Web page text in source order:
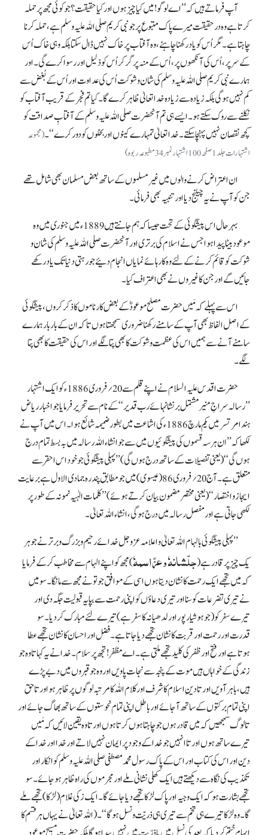
آپ فرماتے ہیں کہ ’’اے لوگو! میں کیا چیز ہوں اور کیا حقیقت؟ جو کوئی مجھ پر حملہ
کرتا ہے وہ درحقیقت میرے پاک متبوع پر جو نبی کریم صلی اللہ علیہ وسلم ہے، حملہ کرنا
چاہتا ہے۔ مگر اُس کو یاد رکھناچاہئے، وہ آفتاب پر خاک نہیں ڈال سکتا بلکہ وہی خاک اُس
کے سر پر، اُس کی آنکھوں پر، اُس کے منہ پر گر کر اُس کو ذلیل اور رسوا کرے گی۔ اور
ہمارے نبی کریم صلی اللہ علیہ وسلم کی شان و شوکت اُس کی عداوت اور اُس کے بُغض سے
کم نہیں ہو گی بلکہ زیادہ سے زیادہ خدا تعالیٰ ظاہر کرے گا۔ کیا تم فجر کے قریب آفتاب کو
نکلنے سے روک سکتے ہو۔ ایسے ہی تم آنحضرت صلی اللہ علیہ وسلم کے آفتابِ صداقت کو
کچھ نقصان نہیں پہنچا سکتے۔ خدا تعالیٰ تمہارے کینوں اور بخلوں کو دور کرے‘‘۔(مجموعہ
اشتہارات جلد 1صفحہ100اشتہار نمبر34مطبوعہ ربوہ)
ان اعتراض کرنے والوں میں غیر مسلموں کے ساتھ بعض مسلمان بھی شامل تھے
جن کو آپ نے یہ چیلنج دیا اور تنبیہ بھی فرمائی۔
بہر حال اس پیشگوئی کے تحت جیسا کہ ہم جانتے ہیں 1889ء میں جنوری میں وہ
موعود بیٹا پیدا ہوا جس نے اسلام کی برتری اور آنحضرت صلی اللہ علیہ وسلم کی شان و
شوکت کو قائم کرنے کے لئے وہ کارہائے نمایاں انجام دئیے جو رہتی دنیا تک یاد رکھے
جائیں گے اور جن کا غیروں نے بھی اعتراف کیا۔
اس سے پہلے کہ مَیں حضرت مصلح موعودؓ کے بعض کارناموں کا ذکر کروں، پیشگوئی
کے اصل الفاظ بھی آپ کے سامنے رکھنا ضروری سمجھتا ہوں تا کہ ان کے بار بار ہمارے
سامنے آنے سے ہمیں اس کی عظمت و شوکت کا بھی پتا لگے اور اس کی حقیقت کا بھی پتا
لگے۔
حضرت اقدس علیہ السلام نے اپنے قلم سے 20؍فروری 1886ء کو ایک اشتہار
’’رسالہ سراجِ منیر مشتمل بر نشانہائے رب قدیر‘‘ کے نام سے تحریر فرمایا جو اخبار ریاض
ہند امرتسرمیں یکم مارچ 1886ء کی اشاعت میں بطور ضمیمہ شائع ہوا۔ اس میں آپ نے
لکھا کہ ’’ان ہر سہ قسموں کی پیشگوئیوں میں سے جو انشاء اللہ رسالہ میں بہ بسط تمام درج
ہوں گی‘‘ (یعنی تفصیلات کے ساتھ درج ہوں گی) ’’پہلی پیشگوئی جو خود اس احقر سے
متعلق ہے۔ آج 20 ؍فروری86(عیسوی) میں جو مطابق پندرہ جمادی الاول ہے برعایت
ایجاز و اختصار‘‘ (یعنی مختصر مضمون بیان کرتے ہوئے) ’’کلمات الٰہیہ نمونہ کے طور پر
لکھی جاتی ہے اور مفصل رسالہ میں درج ہوگی، انشاء اللہ تعالیٰ۔
’’پہلی پیشگوئی بالہام اللہ تعالیٰ و اعلامہ عزوجل خدائے رحیم و بزرگ و برتر نے جو ہر
یک چیز پر قادر ہے (جلّشانہٗ و عزّاسمہٗ) مجھ کو اپنے الہام سے مخاطب کر کے فرمایا
کہ میں تجھے ایک رحمت کا نشان دیتا ہوں اسی کے موافق جو تو نے مجھ سے مانگا۔ سو میں
نے تیری تضرعات کو سنا اور تیری دعاؤں کو اپنی رحمت سے بپایہ قبولیت جگہ دی اور
تیرے سفر کو (جو ہوشیارپور اور لدھیانہ کا سفر ہے) تیرے لئے مبارک کر دیا۔ سو
قدرت اور رحمت اور قربت کا نشان تجھے دیا جاتا ہے۔ فضل اور احسان کا نشان تجھے عطا
ہوتا ہے اور فتح اور ظفر کی کلید تجھے ملتی ہے۔ اے مظفر! تجھ پر سلام۔ خدا نے یہ کہا تا وہ جو
زندگی کے خواہاں ہیں موت کے پنجہ سے نجات پاویں اور وہ جو قبروں میں دبے پڑے
ہیں، باہر آویں اور تا دینِ اسلام کا شرف اور کلام اللہ کا مرتبہ لوگوں پر ظاہر ہو اور تاحق
اپنی تمام برکتوں کے ساتھ آجائے اور باطل اپنی تمام نحوستوں کے ساتھ بھاگ جائے اور
تا لوگ سمجھیں کہ میں قادر ہوں جو چاہتا ہوں کرتا ہوں اور تا وہ یقین لائیں کہ مَیں
تیرے ساتھ ہوں اور تا انہیں جو خدا کے وجود پر ایمان نہیں لاتے اور خدا اور خدا کے
دین اور اس کی کتاب اور اس کے پاک رسول محمد مصطفی صلی اللہ علیہ وسلم کو انکار اور
تکذیب کی نگاہ سے دیکھتے ہیں ایک کھلی نشانی ملے اور مجرموں کی راہ ظاہر ہو جائے۔ سو
تجھے بشارت ہو کہ ایک وجیہ اور پاک لڑکا تجھے دیا جائے گا۔ ایک زکی غلام (لڑکا) تجھے ملے
گا۔ وہ لڑکا تیرے ہی تخم سے تیری ہی ذریّت و نسل ہوگا‘‘۔ (اللہ تعالیٰ نے یہاں ہر قسم کا